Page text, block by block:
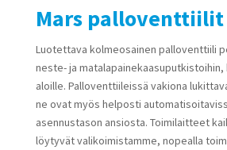
Mars palloventtiilit
Luotettava kolmeosainen palloventtiili
neste- ja
aloille. Palloventtiileissä vakiona
ne ovat myös helposti
asennustason ansiosta. Toimilaitteet
löytyvät valikoimistamme, nopealla